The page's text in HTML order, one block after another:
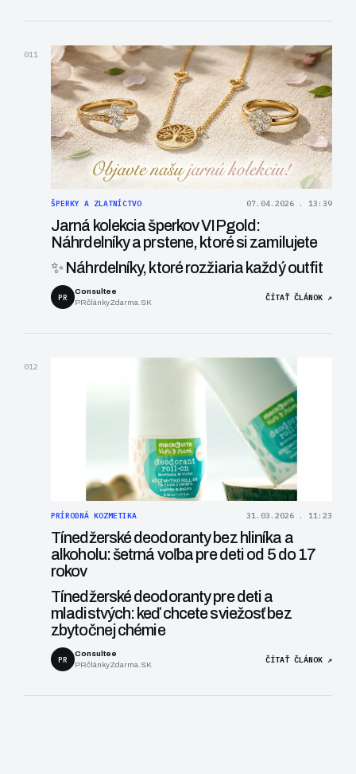
011
ŠPERKY A ZLATNÍCTVO 07.04.2026 . 13:39
Jarná kolekcia šperkov VIPgold:
Náhrdelníky a prstene, ktoré si zamilujete
✨ Náhrdelníky, ktoré rozžiaria každý outfit
PR
Consultee
PRčlánkyZdarma.SK
ČÍTAŤ ČLÁNOK ↗
012
PRÍRODNÁ KOZMETIKA 31.03.2026 . 11:23
Tínedžerské deodoranty bez hliníka a
alkoholu: šetrná voľba pre deti od 5 do 17
rokov
Tínedžerské deodoranty pre deti a
mladistvých: keď chcete sviežosť bez
zbytočnej chémie
PR
Consultee
PRčlánkyZdarma.SK
ČÍTAŤ ČLÁNOK ↗